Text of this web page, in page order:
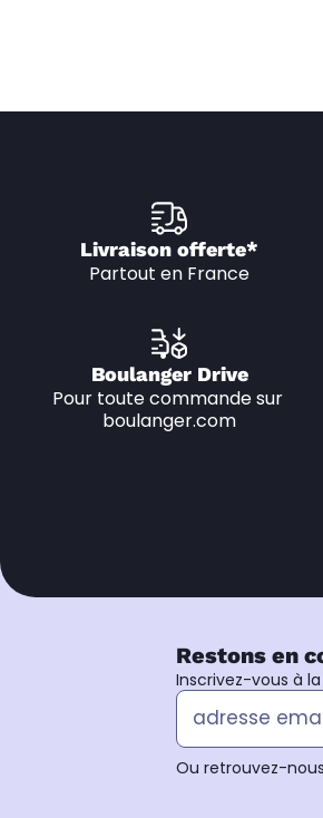
Livraison offerte*
Partout en France
Boulanger Drive
Pour toute commande sur
boulanger.com
Restons en
Inscrivez-vous à
Ou retrouvez-